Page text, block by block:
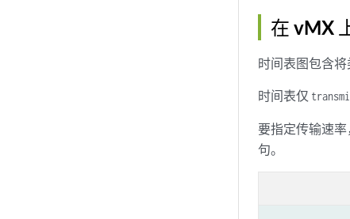
在 vMX
时间表图包含
时间表仅
要指定传输速
句。